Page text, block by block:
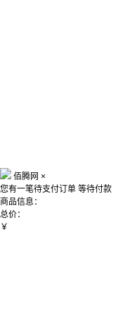
佰腾网 ×
您有一笔待支付订单 等待付款
商品信息：
总价：
￥